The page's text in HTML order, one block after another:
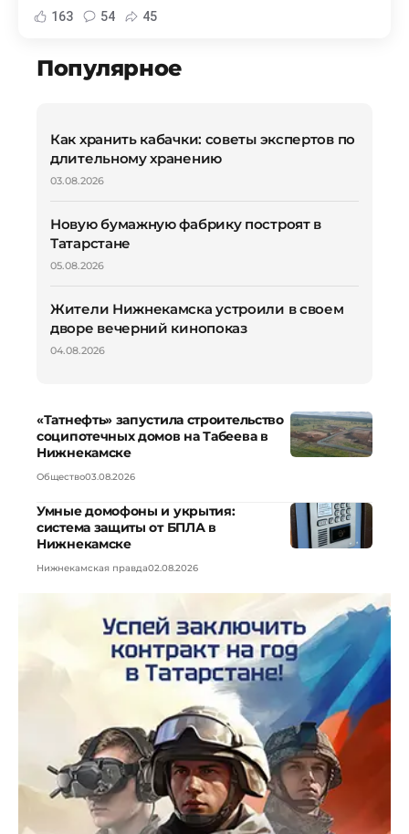
163 54 45
Популярное
Как хранить кабачки: советы экспертов по
длительному хранению
03.08.2026
Новую бумажную фабрику построят в
Татарстане
05.08.2026
Жители Нижнекамска устроили в своем
дворе вечерний кинопоказ
04.08.2026
«Татнефть» запустила строительство
соципотечных домов на Табеева в
Нижнекамске
Общество03.08.2026
Умные домофоны и укрытия:
система защиты от БПЛА в
Нижнекамске
Нижнекамская правда02.08.2026